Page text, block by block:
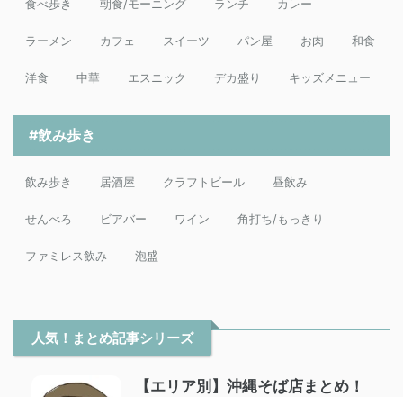
食べ歩き 朝食/モーニング ランチ カレー
ラーメン カフェ スイーツ パン屋 お肉 和食
洋食 中華 エスニック デカ盛り キッズメニュー
#飲み歩き
飲み歩き 居酒屋 クラフトビール 昼飲み
せんべろ ビアバー ワイン 角打ち/もっきり
ファミレス飲み 泡盛
人気！まとめ記事シリーズ
【エリア別】沖縄そば店まとめ！